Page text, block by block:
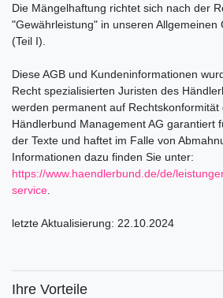
Die Mängelhaftung richtet sich nach der
"Gewährleistung" in unseren Allgemeinen
(Teil I).
Diese AGB und Kundeninformationen
Recht spezialisierten Juristen des
werden permanent auf Rechtskonformität
Händlerbund Management AG garantiert
der Texte und haftet im Falle von
Informationen dazu finden Sie unter:
https://www.haendlerbund.de/de/
service
letzte Aktualisierung: 22.10.2024
Ihre Vorteile